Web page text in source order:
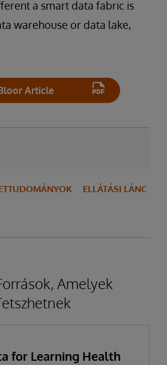
a smart data fabric is
warehouse or data lake,
Article
ELLÁTÁSI LÁNC
Amelyek
for Learning Health